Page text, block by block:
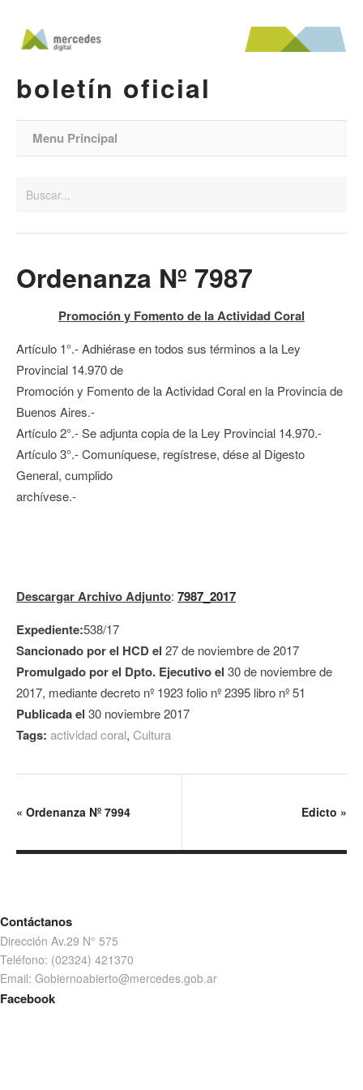
boletín oficial
Menu Principal
Ordenanza Nº 7987
Promoción y Fomento de la Actividad Coral
Artículo 1°.- Adhiérase en todos sus términos a la Ley
Provincial 14.970 de
Promoción y Fomento de la Actividad Coral en la Provincia de
Buenos Aires.-
Artículo 2°.- Se adjunta copia de la Ley Provincial 14.970.-
Artículo 3°.- Comuníquese, regístrese, dése al Digesto
General, cumplido
archívese.-
Descargar Archivo Adjunto: 7987_2017
Expediente:538/17
Sancionado por el HCD el 27 de noviembre de 2017
Promulgado por el Dpto. Ejecutivo el 30 de noviembre de
2017, mediante decreto nº 1923 folio nº 2395 libro nº 51
Publicada el 30 noviembre 2017
Tags: actividad coral, Cultura
« Ordenanza Nº 7994 Edicto »
Contáctanos
Dirección Av.29 N° 575
Teléfono: (02324) 421370
Email: Gobiernoabierto@mercedes.gob.ar
Facebook